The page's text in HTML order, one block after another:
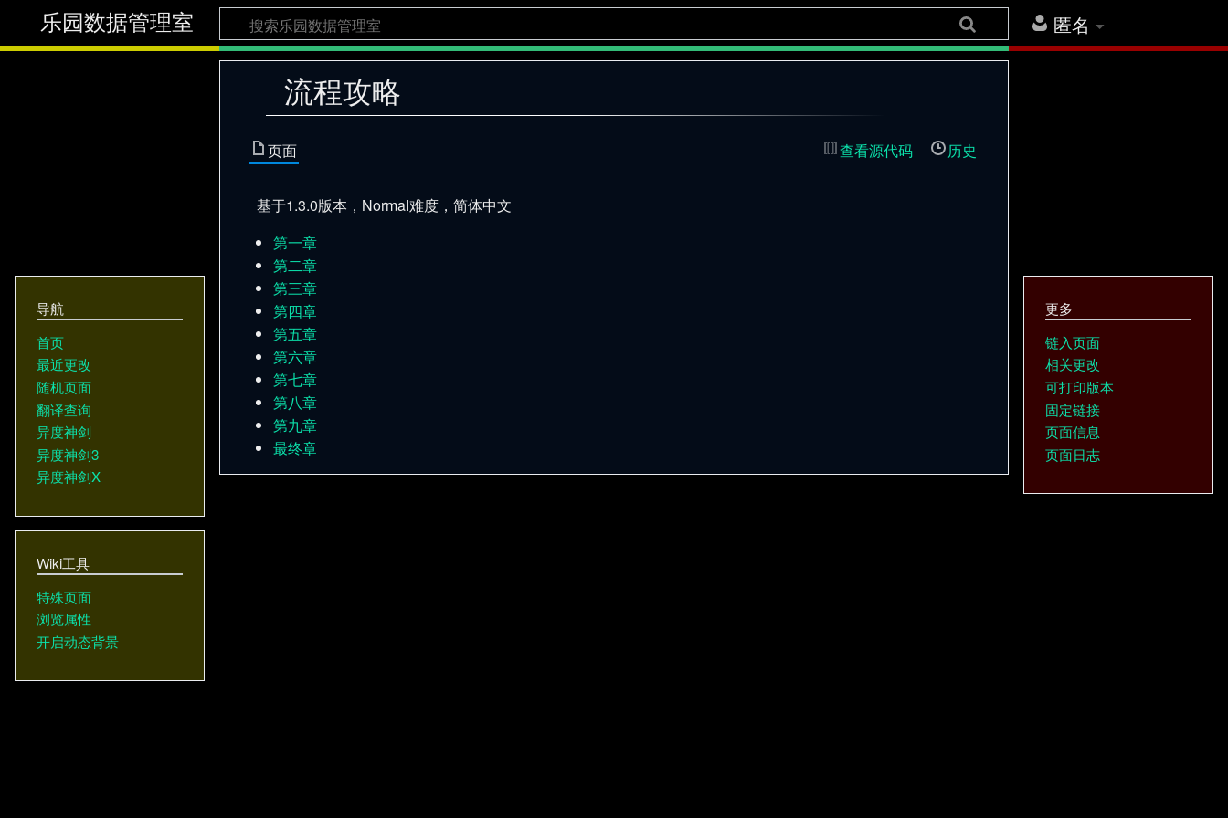
匿名
乐园数据管理室
流程攻略
页面 查看源代码 历史
基于1.3.0版本，Normal难度，简体中文
第一章
第二章
第三章
第四章
第五章
第六章
第七章
第八章
第九章
最终章
导航
首页
最近更改
随机页面
翻译查询
异度神剑
异度神剑3
异度神剑X
Wiki工具
特殊页面
浏览属性
开启动态背景
更多
链入页面
相关更改
可打印版本
固定链接
页面信息
页面日志